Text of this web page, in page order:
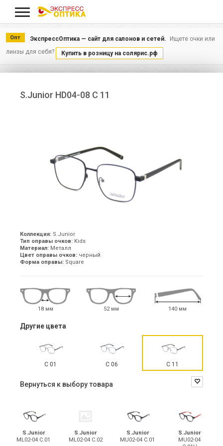
Опт ЭкспрессОптика — сайт для салонов и сетей.
Ищете очки или
линзы для себя?
Купить в розницу на солярис.рф
S.Junior HD04-08 C 11
Коллекция: S.Junior
Тип оправы очков: Kids
Материал: Металл
Цвет оправы очков: черный
Форма оправы: Square
18 мм 52 мм 140 мм
Другие цвета
C 01 C 06 C 11
Вернуться к выбору товара
S.Junior
ML02-04 C.01
S.Junior
ML02-04 C.02
S.Junior
MU02-04 C.01
S.Junior
MU02-04